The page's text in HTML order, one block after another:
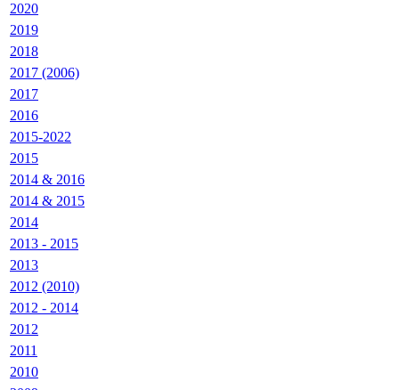
2020
2019
2018
2017 (2006)
2017
2016
2015-2022
2015
2014 & 2016
2014 & 2015
2014
2013 - 2015
2013
2012 (2010)
2012 - 2014
2012
2011
2010